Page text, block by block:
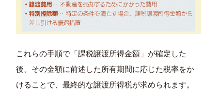
これらの手順で「課税譲渡所得金額」が確定した
後、その金額に前述した所有期間に応じた税率をか
けることで、最終的な譲渡所得税が求められます。